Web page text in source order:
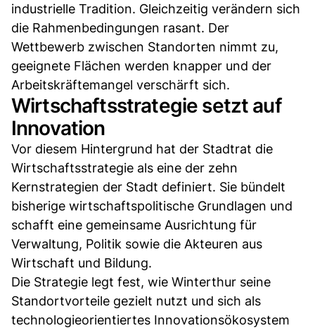
industrielle Tradition. Gleichzeitig verändern sich
die Rahmenbedingungen rasant. Der
Wettbewerb zwischen Standorten nimmt zu,
geeignete Flächen werden knapper und der
Arbeitskräftemangel verschärft sich.
Wirtschaftsstrategie setzt auf
Innovation
Vor diesem Hintergrund hat der Stadtrat die
Wirtschaftsstrategie als eine der zehn
Kernstrategien der Stadt definiert. Sie bündelt
bisherige wirtschaftspolitische Grundlagen und
schafft eine gemeinsame Ausrichtung für
Verwaltung, Politik sowie die Akteuren aus
Wirtschaft und Bildung.
Die Strategie legt fest, wie Winterthur seine
Standortvorteile gezielt nutzt und sich als
technologieorientiertes Innovationsökosystem